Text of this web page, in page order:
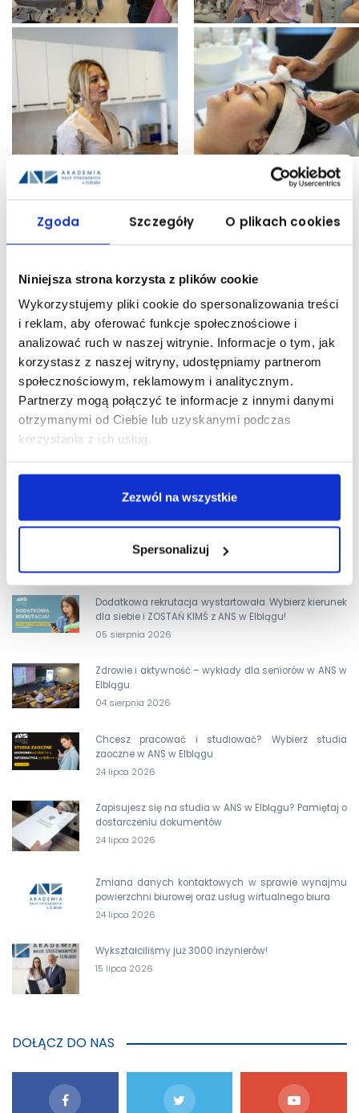
Zgoda Szczegóły O plikach cookies
Niniejsza strona korzysta z plików cookie
Wykorzystujemy pliki cookie do spersonalizowania treści
i reklam, aby oferować funkcje społecznościowe i
analizować ruch w naszej witrynie. Informacje o tym, jak
korzystasz z naszej witryny, udostępniamy partnerom
społecznościowym, reklamowym i analitycznym.
Partnerzy mogą połączyć te informacje z innymi danymi
otrzymanymi od Ciebie lub uzyskanymi podczas
korzystania z ich usług.
Zezwól na wszystkie
Spersonalizuj
UDOSTĘPNIJ:
OSTATNIE AKTUALNOŚCI
Dodatkowa rekrutacja wystartowała. Wybierz kierunek
dla siebie i ZOSTAŃ KIMŚ z ANS w Elblągu!
05 sierpnia 2026
Zdrowie i aktywność – wykłady dla seniorów w ANS w
Elblągu
04 sierpnia 2026
Chcesz pracować i studiować? Wybierz studia
zaoczne w ANS w Elblągu
24 lipca 2026
Zapisujesz się na studia w ANS w Elblągu? Pamiętaj o
dostarczeniu dokumentów
24 lipca 2026
Zmiana danych kontaktowych w sprawie wynajmu
powierzchni biurowej oraz usług wirtualnego biura
24 lipca 2026
Wykształciliśmy już 3000 inżynierów!
15 lipca 2026
DOŁĄCZ DO NAS